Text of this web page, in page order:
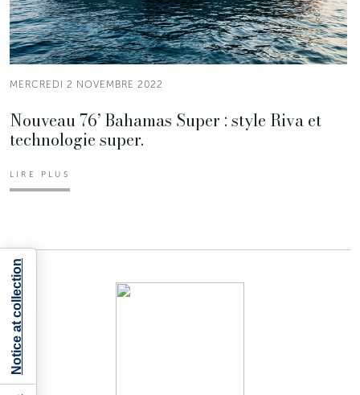
MERCREDI 2 NOVEMBRE 2022
Nouveau 76’ Bahamas Super : style Riva et
technologie super.
LIRE PLUS
Notice at collection